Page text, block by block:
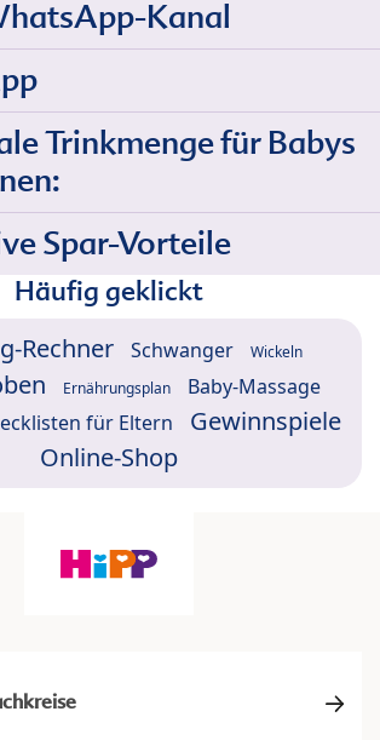
Kanal
Trinkmenge für Babys
Spar-Vorteile
Häufig geklickt
Rechner Schwanger Wickeln
Ernährungsplan Baby-Massage
für Eltern
Gewinnspiele
Online-Shop